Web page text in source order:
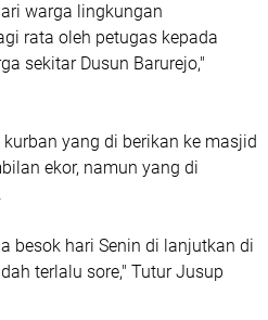
warga lingkungan
rata oleh petugas kepada
sekitar Dusun Barurejo,"
yang di berikan ke masjid
ekor, namun yang di
besok hari Senin di lanjutkan di
terlalu sore," Tutur Jusup